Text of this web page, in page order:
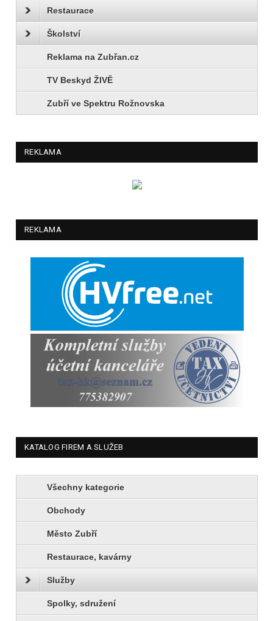
Restaurace
Školství
Reklama na Zubřan.cz
TV Beskyd ŽIVĚ
Zubří ve Spektru Rožnovska
REKLAMA
REKLAMA
KATALOG FIREM A SLUŽEB
Všechny kategorie
Obchody
Město Zubří
Restaurace, kavárny
Služby
Spolky, sdružení